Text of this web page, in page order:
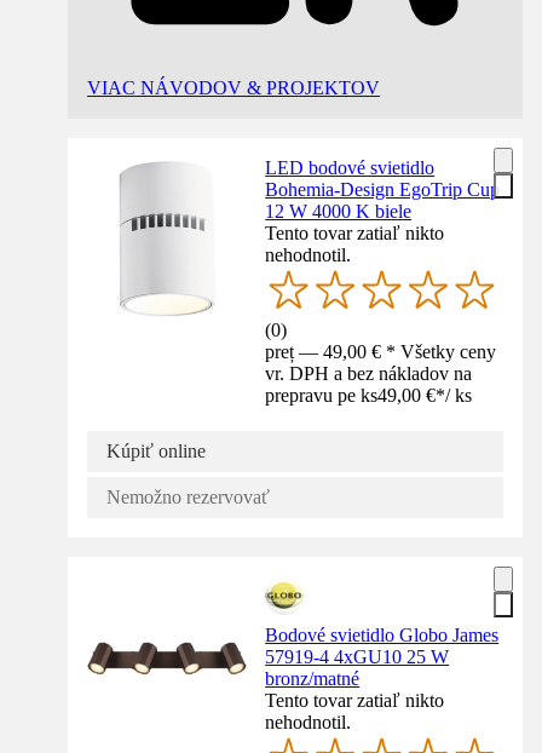
VIAC NÁVODOV & PROJEKTOV
LED bodové svietidlo
Bohemia-Design EgoTrip Cup
12 W 4000 K biele
Tento tovar zatiaľ nikto
nehodnotil.
(0)
preț — 49,00 € * Všetky ceny
vr. DPH a bez nákladov na
prepravu pe ks49,00 €*/ ks
Kúpiť online
Nemožno rezervovať
Bodové svietidlo Globo James
57919-4 4xGU10 25 W
bronz/matné
Tento tovar zatiaľ nikto
nehodnotil.